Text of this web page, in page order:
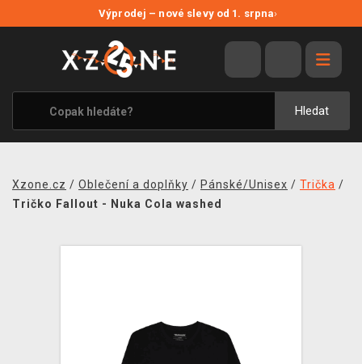
Výprodej – nové slevy od 1. srpna›
Hledat
VÝPRODEJ
VIDEOHRY
XZONE ORIGINALS
TÉMATIKY
MERCHANDISE
Xzone.cz / Oblečení a doplňky / Pánské/Unisex / Trička /
Tričko Fallout - Nuka Cola washed